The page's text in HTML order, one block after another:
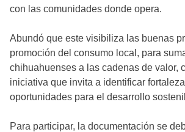
con las comunidades donde opera.
Abundó que este visibiliza las buenas
promoción del consumo local, para
chihuahuenses a las cadenas de valor,
iniciativa que invita a identificar
oportunidades para el desarrollo
Para participar, la documentación se